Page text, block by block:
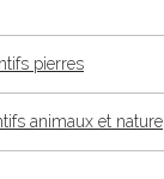
pierres
animaux et nature